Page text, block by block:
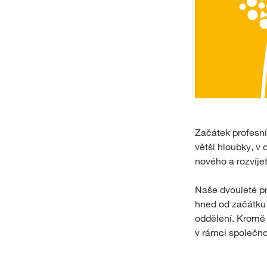
Začátek
větší hloubky, v
nového a
Naše dvouleté
hned od
oddělení.
v rámci